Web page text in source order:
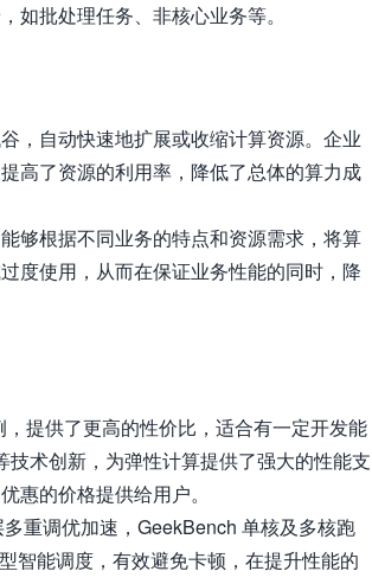
如批处理任务、非核心业务等。
，自动快速地扩展或收缩计算资源。企业
高了资源的利用率，降低了总体的算力成
够根据不同业务的特点和资源需求，将算
度使用，从而在保证业务性能的同时，降
提供了更高的性价比，适合有一定开发能
术创新，为弹性计算提供了强大的性能支
惠的价格提供给用户。
重调优加速，GeekBench 单核及多核跑
智能调度，有效避免卡顿，在提升性能的